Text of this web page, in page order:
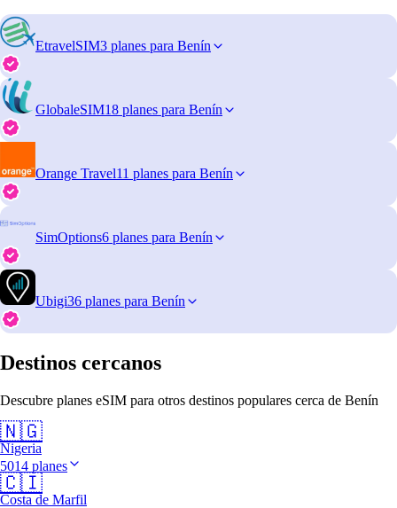
EtravelSIM3 planes para Benín
GlobaleSIM18 planes para Benín
Orange Travel11 planes para Benín
SimOptions6 planes para Benín
Ubigi36 planes para Benín
Destinos cercanos
Descubre planes eSIM para otros destinos populares cerca de Benín
🇳🇬
Nigeria
5014 planes
🇨🇮
Costa de Marfil